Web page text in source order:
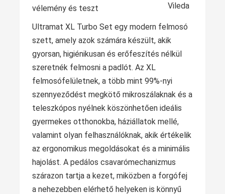
Vileda
Ultramat XL Turbo Set egy modern felmosó
szett, amely azok számára készült, akik
gyorsan, higiénikusan és erőfeszítés nélkül
szeretnék felmosni a padlót. Az XL
felmosófelületnek, a több mint 99%-nyi
szennyeződést megkötő mikroszálaknak és a
teleszkópos nyélnek köszönhetően ideális
gyermekes otthonokba, háziállatok mellé,
valamint olyan felhasználóknak, akik értékelik
az ergonomikus megoldásokat és a minimális
hajolást. A pedálos csavarómechanizmus
szárazon tartja a kezet, miközben a forgófej
a nehezebben elérhető helyeken is könnyű